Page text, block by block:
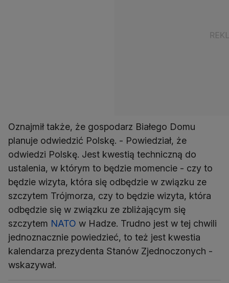
Oznajmił także, że gospodarz Białego Domu
planuje odwiedzić Polskę. - Powiedział, że
odwiedzi Polskę. Jest kwestią techniczną do
ustalenia, w którym to będzie momencie - czy to
będzie wizyta, która się odbędzie w związku ze
szczytem Trójmorza, czy to będzie wizyta, która
odbędzie się w związku ze zbliżającym się
szczytem NATO w Hadze. Trudno jest w tej chwili
jednoznacznie powiedzieć, to też jest kwestia
kalendarza prezydenta Stanów Zjednoczonych -
wskazywał.